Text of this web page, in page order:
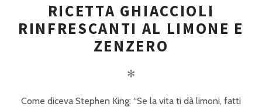
RICETTA GHIACCIOLI
RINFRESCANTI AL LIMONE E
ZENZERO
✻
Come diceva Stephen King: “Se la vita ti dà limoni, fatti